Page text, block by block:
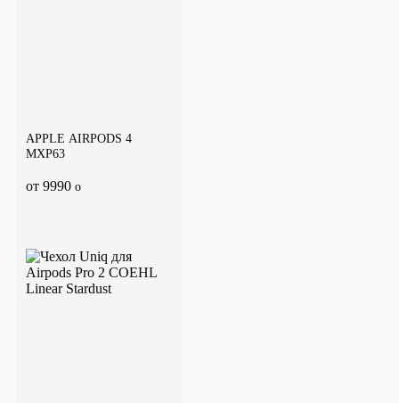
APPLE AIRPODS 4
MXP63
от 9990 o